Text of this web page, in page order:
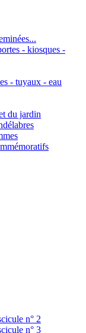
- kiosques -
- tuyaux - eau
du jardin
n° 2
n° 3